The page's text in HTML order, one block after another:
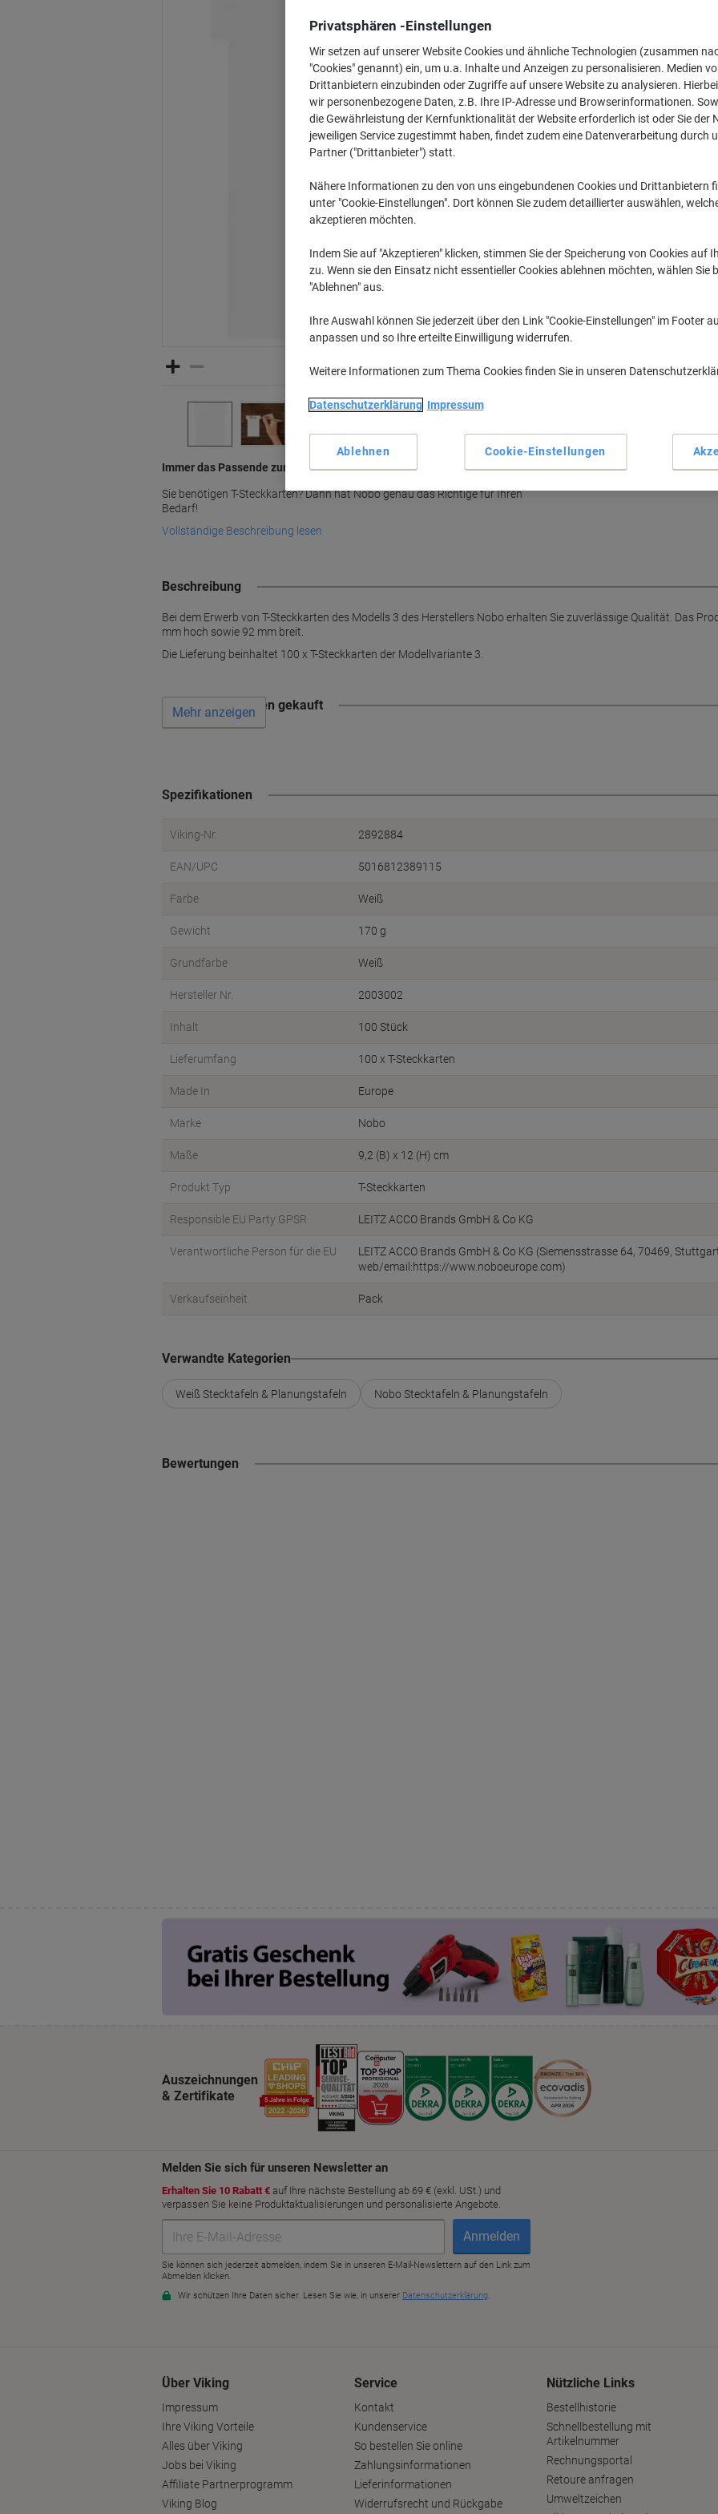
Immer das Passende zur Hand mit Nobo
Sie benötigen T-Steckkarten? Dann hat Nobo genau das Richtige für Ihren
Bedarf!
Vollständige Beschreibung lesen
Menge exkl. USt
1Pack 5,89 €
2+Pack 5,39 € -8%
Menge
Haupteigenschaften
Enthält 100 T-Steckkarten
Beschreibung
Bei dem Erwerb von T-Steckkarten des Modells 3 des Herstellers Nobo erhalten Sie zuverlässige Qualität. Das
mm hoch sowie 92 mm breit.
Die Lieferung beinhaltet 100 x T-Steckkarten der Modellvariante 3.
Wird oft zusammen gekauft
Mehr anzeigen
Spezifikationen
Viking-Nr. 2892884
EAN/UPC 5016812389115
Farbe Weiß
Gewicht 170 g
Grundfarbe Weiß
Hersteller Nr. 2003002
Inhalt 100 Stück
Lieferumfang 100 x T-Steckkarten
Made In Europe
Marke Nobo
Maße 9,2 (B) x 12 (H) cm
Produkt Typ T-Steckkarten
Responsible EU Party GPSR LEITZ ACCO Brands GmbH & Co KG
Verantwortliche Person für die EU
LEITZ ACCO Brands GmbH & Co KG (Siemensstrasse 64, 70469,
web/email:https://www.noboeurope.com)
Verkaufseinheit Pack
Verwandte Kategorien
Weiß Stecktafeln & Planungstafeln Nobo Stecktafeln & Planungstafeln
Bewertungen
Auszeichnungen
& Zertifikate
Über Viking
Impressum
Ihre Viking Vorteile
Alles über Viking
Jobs bei Viking
Affiliate Partnerprogramm
Viking Blog
Service
Kontakt
Kundenservice
So bestellen Sie online
Zahlungsinformationen
Lieferinformationen
Widerrufsrecht und Rückgabe
Nützliche Links
Bestellhistorie
Schnellbestellung mit
Artikelnummer
Rechnungsportal
Retoure anfragen
Umweltzeichen
Privatsphären -Einstellungen
Wir setzen auf unserer Website Cookies und ähnliche Technologien (zusammen
"Cookies" genannt) ein, um u.a. Inhalte und Anzeigen zu personalisieren. Medien
Drittanbietern einzubinden oder Zugriffe auf unsere Website zu analysieren.
wir personenbezogene Daten, z.B. Ihre IP-Adresse und Browserinformationen.
die Gewährleistung der Kernfunktionalität der Website erforderlich ist oder Sie der
jeweiligen Service zugestimmt haben, findet zudem eine Datenverarbeitung durch
Partner ("Drittanbieter") statt.
Nähere Informationen zu den von uns eingebundenen Cookies und Drittanbietern
unter "Cookie-Einstellungen". Dort können Sie zudem detaillierter auswählen,
akzeptieren möchten.
Indem Sie auf "Akzeptieren" klicken, stimmen Sie der Speicherung von Cookies auf
zu. Wenn sie den Einsatz nicht essentieller Cookies ablehnen möchten, wählen Sie
"Ablehnen" aus.
Ihre Auswahl können Sie jederzeit über den Link "Cookie-Einstellungen" im Footer
anpassen und so Ihre erteilte Einwilligung widerrufen.
Weitere Informationen zum Thema Cookies finden Sie in unseren
Datenschutzerklärung Impressum
Cookie-Einstellungen
Ablehnen